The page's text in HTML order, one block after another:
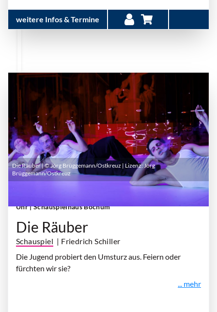
weitere Infos & Termine
Uhr| Schauspielhaus Bochum
Die Räuber
Schauspiel | Friedrich Schiller
Die Jugend probiert den Umsturz aus. Feiern oder
fürchten wir sie?
... mehr
Die Räuber | © Jörg Brüggemann/Ostkreuz | Lizenz:Jörg
Brüggemann/Ostkreuz